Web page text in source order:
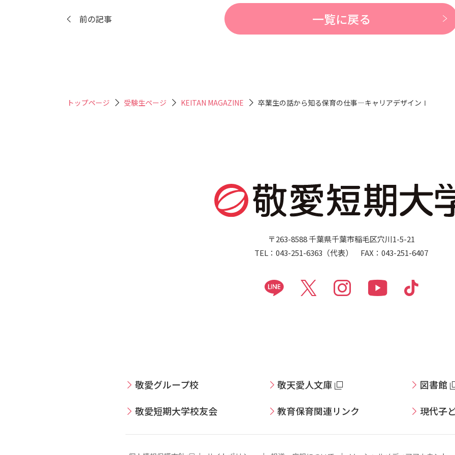
前の記事 一覧に戻る
トップページ 受験生ページ KEITAN MAGAZINE 卒業生の話から知る保育の仕事―キャリアデザインⅠ
〒263-8588 千葉県千葉市稲毛区穴川1-5-21
TEL：043-251-6363（代表） FAX：043-251-6407
敬愛グループ校 敬天愛人文庫
図書館
敬愛短期大学校友会
教育保育関連リンク 現代子